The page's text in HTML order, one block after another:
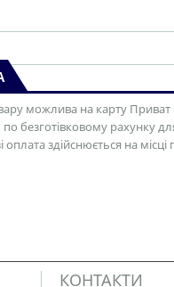
можлива на карту
безготівковому рахунку
оплата здійснюється на
КОНТАКТИ